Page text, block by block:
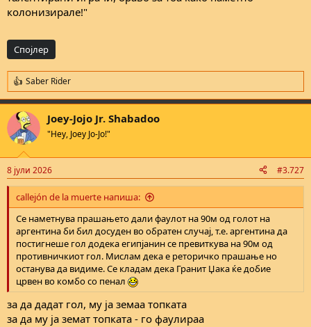
колонизирале!"
Спојлер
R
e
a
c
t
i
n
s
:
Saber Rider
Joey-Jojo Jr. Shabadoo
"Hey, Joey Jo-Jo!"
8 јули 2026 #3.727
callejón de la muerte напиша:
Се наметнува прашањето дали фаулот на 90м од голот на
аргентина би бил досуден во обратен случај, т.е. аргентина да
постигнеше гол додека египјанин се превиткува на 90м од
противничкиот гол. Мислам дека е реторичко прашање но
останува да видиме. Се кладам дека Гранит Џака ќе добие
црвен во комбо со пенал
за да дадат гол, му ја земаа топката
за да му ја земат топката - го фаулираа